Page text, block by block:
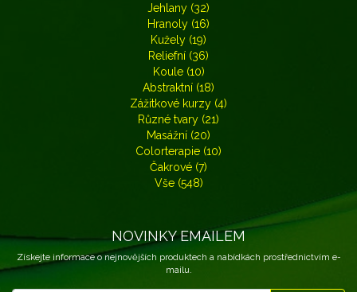
Jehlany (32)
Hranoly (16)
Kužely (19)
Reliefní (36)
Koule (10)
Abstraktní (18)
Zážitkové kurzy (4)
Různé tvary (21)
Masážní (20)
Colorterapie (10)
Čakrové (7)
Vše (548)
NOVINKY EMAILEM
Získejte informace o nejnovějších produktech a nabídkách prostřednictvím e-
mailu.